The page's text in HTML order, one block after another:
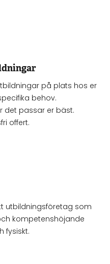
på plats hos er
behov.
det passar er bäst.
offert.
utbildningsföretag som
kompetenshöjande
fysiskt.